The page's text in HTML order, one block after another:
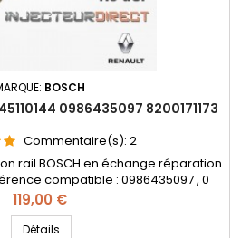
BOSCH
0986435097 8200171173
Commentaire(s): 2
rail BOSCH en échange réparation
compatible : 0986435097 , 0
097 , 8200171173 - Pour motorisation
Renault 1.9 dCi
Prix
119,00 €
Détails